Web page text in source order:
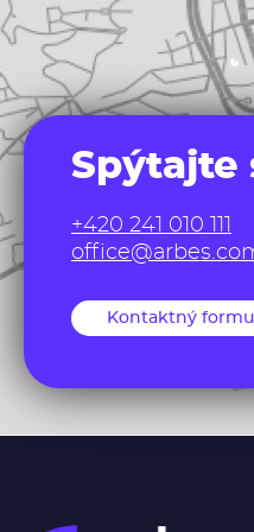
Spýtajte
+420 241 010 111
Kontaktný